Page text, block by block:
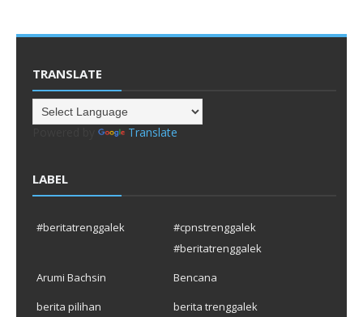
TRANSLATE
Translate
LABEL
#beritatrenggalek
#cpnstrenggalek
#beritatrenggalek
Arumi Bachsin
Bencana
berita pilihan
berita trenggalek